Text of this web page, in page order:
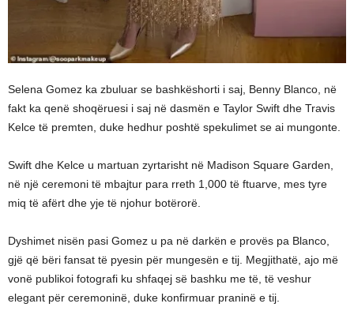
Selena Gomez ka zbuluar se bashkëshorti i saj, Benny Blanco, në
fakt ka qenë shoqëruesi i saj në dasmën e Taylor Swift dhe Travis
Kelce të premten, duke hedhur poshtë spekulimet se ai mungonte.
Swift dhe Kelce u martuan zyrtarisht në Madison Square Garden,
në një ceremoni të mbajtur para rreth 1,000 të ftuarve, mes tyre
miq të afërt dhe yje të njohur botërorë.
Dyshimet nisën pasi Gomez u pa në darkën e provës pa Blanco,
gjë që bëri fansat të pyesin për mungesën e tij. Megjithatë, ajo më
vonë publikoi fotografi ku shfaqej së bashku me të, të veshur
elegant për ceremoninë, duke konfirmuar praninë e tij.